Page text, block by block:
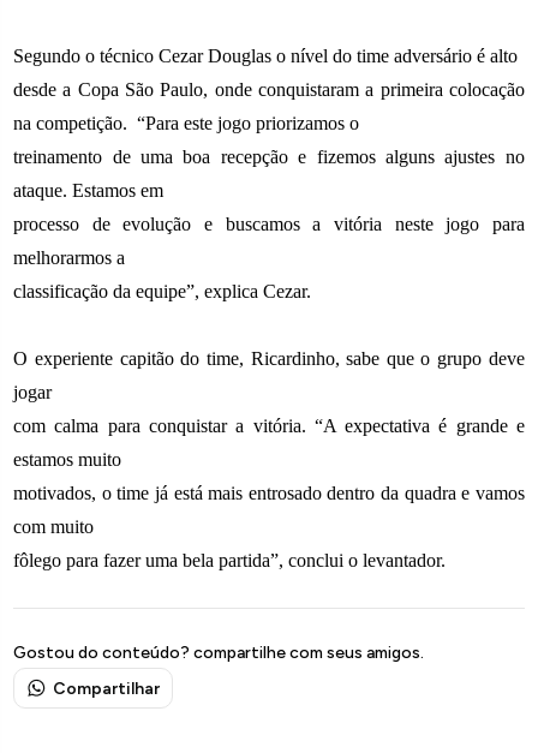
Segundo o técnico Cezar Douglas o nível do time adversário é alto
desde a Copa São Paulo, onde conquistaram a primeira colocação
na competição. “Para este jogo priorizamos o
treinamento de uma boa recepção e fizemos alguns ajustes no
ataque. Estamos em
processo de evolução e buscamos a vitória neste jogo para
melhorarmos a
classificação da equipe”, explica Cezar.
O experiente capitão do time, Ricardinho, sabe que o grupo deve
jogar
com calma para conquistar a vitória. “A expectativa é grande e
estamos muito
motivados, o time já está mais entrosado dentro da quadra e vamos
com muito
fôlego para fazer uma bela partida”, conclui o levantador.
Gostou do conteúdo? compartilhe com seus amigos.
Compartilhar